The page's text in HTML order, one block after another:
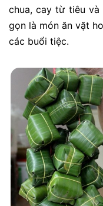
chua, cay từ tiêu và
gọn là món ăn vặt
các buổi tiệc.